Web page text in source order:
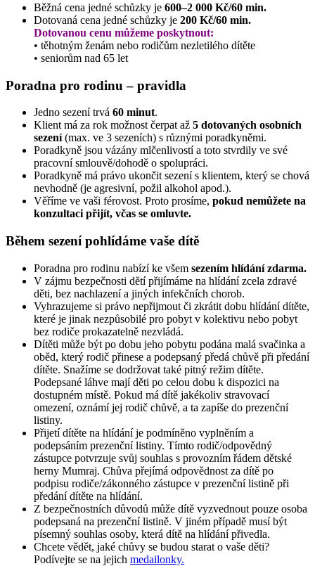
Běžná cena jedné schůzky je 600–2 000 Kč/60 min.
Dotovaná cena jedné schůzky je 200 Kč/60 min.
Dotovanou cenu můžeme poskytnout:
• těhotným ženám nebo rodičům nezletilého dítěte
• seniorům nad 65 let
Poradna pro rodinu – pravidla
Jedno sezení trvá 60 minut.
Klient má za rok možnost čerpat až 5 dotovaných osobních
sezení(max. ve 3 sezeních) s různými poradkyněmi.
Poradkyně jsou vázány mlčenlivostí a toto stvrdily ve své
pracovní smlouvě/dohodě o spolupráci.
Poradkyně má právo ukončit sezení s klientem, který se chová
nevhodně (je agresivní, požil alkohol apod.).
Věříme ve vaši férovost. Proto prosíme, pokud nemůžete na
konzultaci přijít, včas se omluvte.
Během sezení pohlídáme vaše dítě
Poradna pro rodinu nabízí ke všem sezením hlídání zdarma.
V zájmu bezpečnosti dětí přijímáme na hlídání zcela zdravé
děti, bez nachlazení a jiných infekčních chorob.
Vyhrazujeme si právo nepřijmout či zkrátit dobu hlídání dítěte,
které je jinak nezpůsobilé pro pobyt v kolektivu nebo pobyt
bez rodiče prokazatelně nezvládá.
Dítěti může být po dobu jeho pobytu podána malá svačinka a
oběd, který rodič přinese a podepsaný předá chůvě při předání
dítěte. Snažíme se dodržovat také pitný režim dítěte.
Podepsané láhve mají děti po celou dobu k dispozici na
dostupném místě. Pokud má dítě jakékoliv stravovací
omezení, oznámí jej rodič chůvě, a ta zapíše do prezenční
listiny.
Přijetí dítěte na hlídání je podmíněno vyplněním a
podepsáním prezenční listiny. Tímto rodič/odpovědný
zástupce potvrzuje svůj souhlas s provozním řádem dětské
herny Mumraj. Chůva přejímá odpovědnost za dítě po
podpisu rodiče/zákonného zástupce v prezenční listině při
předání dítěte na hlídání.
Z bezpečnostních důvodů může dítě vyzvednout pouze osoba
podepsaná na prezenční listině. V jiném případě musí být
písemný souhlas osoby, která dítě na hlídání přivedla.
Chcete vědět, jaké chůvy se budou starat o vaše děti?
Podívejte se na jejich medailonky.